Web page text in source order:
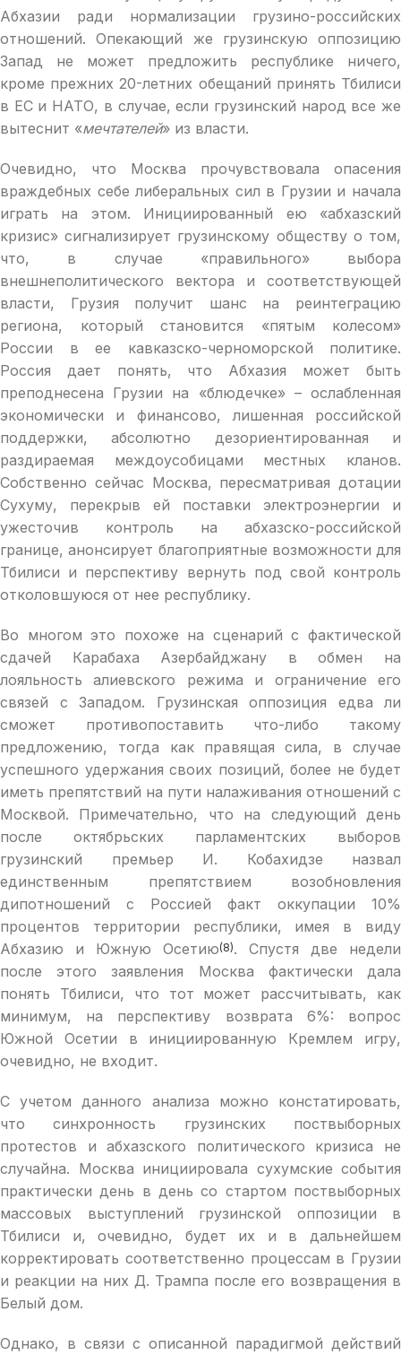
Абхазии ради нормализации грузино-российских
отношений. Опекающий же грузинскую оппозицию
Запад не может предложить республике ничего,
кроме прежних 20-летних обещаний принять Тбилиси
в ЕС и НАТО, в случае, если грузинский народ все же
вытеснит «мечтателей» из власти.
Очевидно, что Москва прочувствовала опасения
враждебных себе либеральных сил в Грузии и начала
играть на этом. Инициированный ею «абхазский
кризис» сигнализирует грузинскому обществу о том,
что, в случае «правильного» выбора
внешнеполитического вектора и соответствующей
власти, Грузия получит шанс на реинтеграцию
региона, который становится «пятым колесом»
России в ее кавказско-черноморской политике.
Россия дает понять, что Абхазия может быть
преподнесена Грузии на «блюдечке» – ослабленная
экономически и финансово, лишенная российской
поддержки, абсолютно дезориентированная и
раздираемая междоусобицами местных кланов.
Собственно сейчас Москва, пересматривая дотации
Сухуму, перекрыв ей поставки электроэнергии и
ужесточив контроль на абхазско-российской
границе, анонсирует благоприятные возможности для
Тбилиси и перспективу вернуть под свой контроль
отколовшуюся от нее республику.
Во многом это похоже на сценарий с фактической
сдачей Карабаха Азербайджану в обмен на
лояльность алиевского режима и ограничение его
связей с Западом. Грузинская оппозиция едва ли
сможет противопоставить что-либо такому
предложению, тогда как правящая сила, в случае
успешного удержания своих позиций, более не будет
иметь препятствий на пути налаживания отношений с
Москвой. Примечательно, что на следующий день
после октябрьских парламентских выборов
грузинский премьер И. Кобахидзе назвал
единственным препятствием возобновления
дипотношений с Россией факт оккупации 10%
процентов территории республики, имея в виду
Абхазию и Южную Осетию(8). Спустя две недели
после этого заявления Москва фактически дала
понять Тбилиси, что тот может рассчитывать, как
минимум, на перспективу возврата 6%: вопрос
Южной Осетии в инициированную Кремлем игру,
очевидно, не входит.
С учетом данного анализа можно констатировать,
что синхронность грузинских поствыборных
протестов и абхазского политического кризиса не
случайна. Москва инициировала сухумские события
практически день в день со стартом поствыборных
массовых выступлений грузинской оппозиции в
Тбилиси и, очевидно, будет их и в дальнейшем
корректировать соответственно процессам в Грузии
и реакции на них Д. Трампа после его возвращения в
Белый дом.
Однако, в связи с описанной парадигмой действий